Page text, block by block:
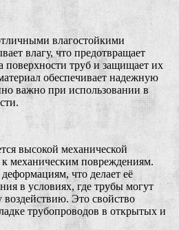
влагостойкими
влагу, что предотвращает
поверхности труб и защищает их
обеспечивает надежную
важно при использовании в
высокой механической
механическим повреждениям.
что делает её
в условиях, где трубы могут
воздействию. Это свойство
трубопроводов в открытых и